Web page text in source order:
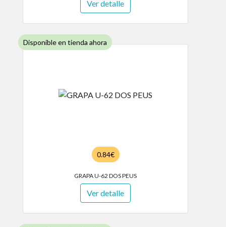
Ver detalle
Disponible en tienda ahora
0.84€
GRAPA U-62 DOS PEUS
Ver detalle